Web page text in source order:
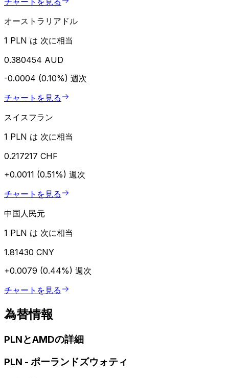
オーストラリアドル
1 PLN は 次に相当
0.380454 AUD
-0.0004 (0.10%) 週次
チャートを見る
スイスフラン
1 PLN は 次に相当
0.217217 CHF
+0.0011 (0.51%) 週次
チャートを見る
中国人民元
1 PLN は 次に相当
1.81430 CNY
+0.0079 (0.44%) 週次
チャートを見る
為替情報
PLNとAMDの詳細
PLN - ポーランドズウォティ